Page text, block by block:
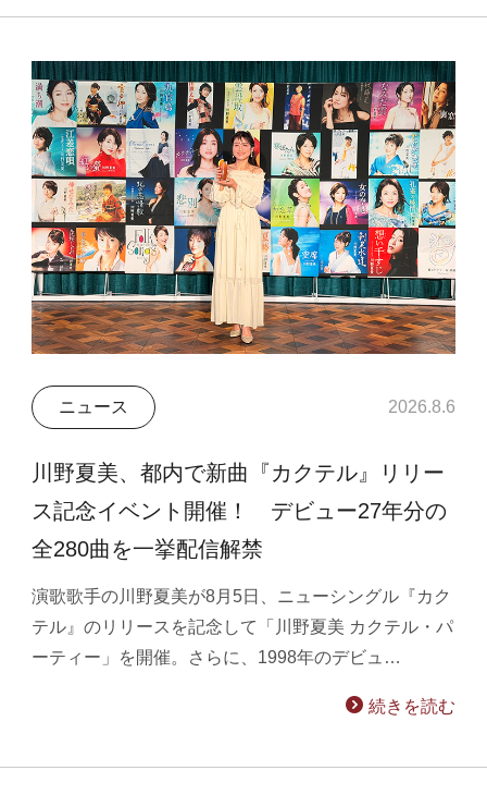
ニュース 2026.8.6
川野夏美、都内で新曲『カクテル』リリー
ス記念イベント開催！ デビュー27年分の
全280曲を一挙配信解禁
演歌歌手の川野夏美が8月5日、ニューシングル『カク
テル』のリリースを記念して「川野夏美 カクテル・パ
ーティー」を開催。さらに、1998年のデビュ…
続きを読む